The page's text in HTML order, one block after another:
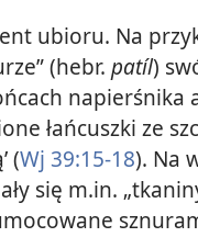
ubioru. Na
(hebr. patíl)
napierśnika
łańcuszki ze
(Wj 39:15-18). Na
się m.in.